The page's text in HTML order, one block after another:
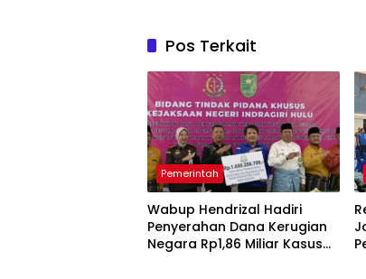
Pos Terkait
Pemerintah
Wabup Hendrizal Hadiri
Penyerahan Dana Kerugian
Negara Rp1,86 Miliar Kasus
Pemerintah